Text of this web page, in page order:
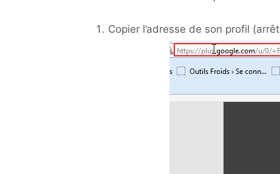
Copier l’adresse de son profil